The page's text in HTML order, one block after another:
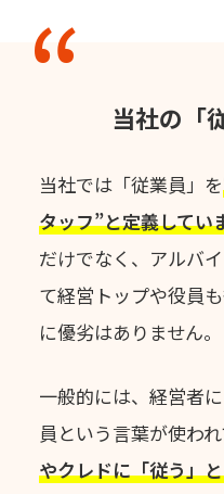
当社の「
当社では「従業員」を
タッフ”と定義してい
だけでなく、アルバ
て経営トップや役員
に優劣はありません。
一般的には、経営者
員という言葉が使われ
やクレドに「従う」